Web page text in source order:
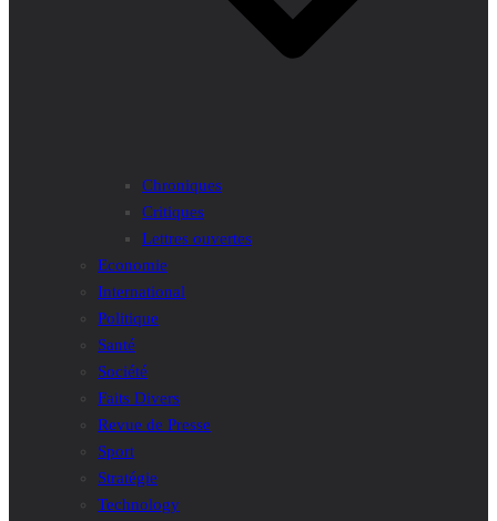
Chroniques
Critiques
Lettres ouvertes
Economie
International
Politique
Santé
Société
Faits Divers
Revue de Presse
Sport
Stratégie
Technology